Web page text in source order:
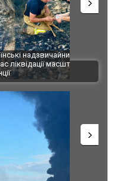
козуленя
лісової пожежі у
СБУ за
Болгарії